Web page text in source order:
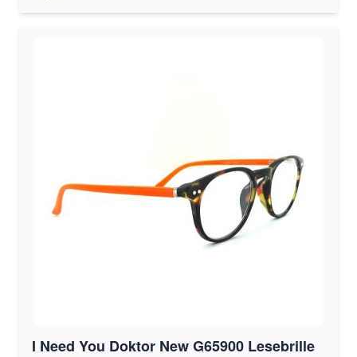
I Need You Doktor New G65900 Lesebrille